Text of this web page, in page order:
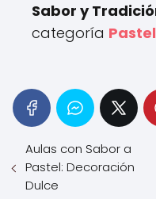
Sabor y
categoría
Aulas con Sabor a
Pastel: Decoración
Dulce